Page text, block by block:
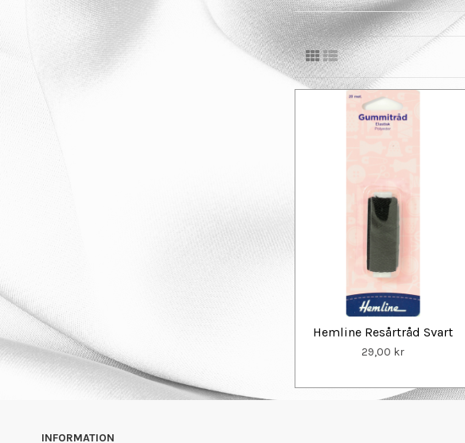
Hemline Resårtråd Svart
29,00 kr
INFORMATION